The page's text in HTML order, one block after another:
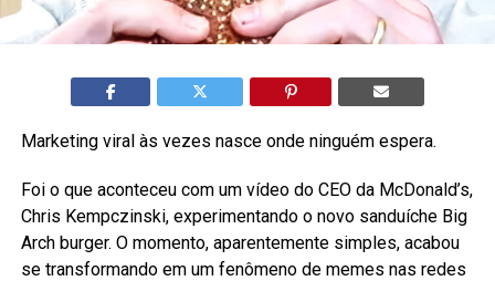
Marketing viral às vezes nasce onde ninguém espera.
Foi o que aconteceu com um vídeo do CEO da McDonald’s,
Chris Kempczinski, experimentando o novo sanduíche Big
Arch burger. O momento, aparentemente simples, acabou
se transformando em um fenômeno de memes nas redes